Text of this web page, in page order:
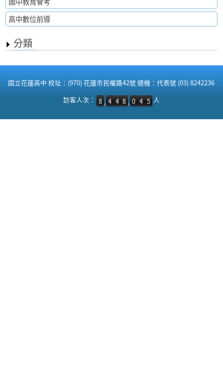
高中數位前導
分類
國立花蓮高中 校址：(970) 花蓮市民權路42號 總機：代表號 (03) 8242236
訪客人次：8,448,045 人
訪客人次： 8 , 4 4 8 , 0 4 5 人